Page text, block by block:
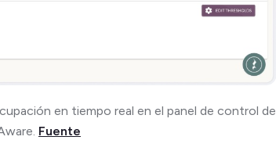
en tiempo real en el panel de control de
Fuente